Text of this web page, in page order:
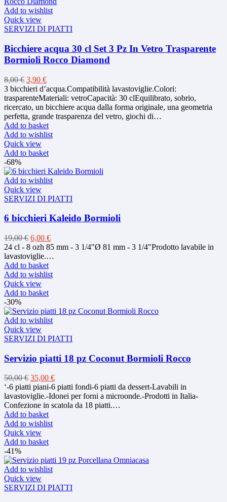
Add to wishlist
Quick view
SERVIZI DI PIATTI
Bicchiere acqua 30 cl Set 3 Pz In Vetro Trasparente
Bormioli Rocco Diamond
8,00€ Original
price
was:
8,00 €.
3,90 €Current
price
is:
3,90 €.
3 bicchieri d’acqua.Compatibilità lavastoviglie.Colori:
trasparenteMateriali: vetroCapacità: 30 clEquilibrato, sobrio,
ricercato, un bicchiere acqua dalla forma originale, una geometria
perfetta, grande trasparenza del vetro, giochi di…
Add to basket
Add to wishlist
Quick view
Add to basket
-68%
Add to wishlist
Quick view
SERVIZI DI PIATTI
6 bicchieri Kaleido Bormioli
19,00€ Original
price
was:
19,00 €.
6,00 €Current
price
24 cl - 8 ozh 85 mm - 3 1/4"Ø 81 mm - 3 1/4"Prodotto lavabile in
lavastoviglie.…
Add to basket
Add to wishlist
Quick view
Add to basket
-30%
Add to wishlist
Quick view
SERVIZI DI PIATTI
Servizio piatti 18 pz Coconut Bormioli Rocco
50,00€ Original
price
was:
50,00 €.
35,00 €Current
price
is:
35,00 €.
‘-6 piatti piani-6 piatti fondi-6 piatti da dessert-Lavabili in
lavastoviglie.-Idonei per forni a microonde.-Prodotti in Italia-
Confezione in scatola da 18 piatti.…
Add to basket
Add to wishlist
Quick view
Add to basket
-41%
Add to wishlist
Quick view
SERVIZI DI PIATTI